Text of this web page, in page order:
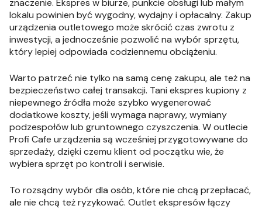
lokalu powinien być wygodny, wydajny i opłacalny. Zakup
urządzenia outletowego może skrócić czas zwrotu z
inwestycji, a jednocześnie pozwolić na wybór sprzętu,
który lepiej odpowiada codziennemu obciążeniu.
Warto patrzeć nie tylko na samą cenę zakupu, ale też na
bezpieczeństwo całej transakcji. Tani ekspres kupiony z
niepewnego źródła może szybko wygenerować
dodatkowe koszty, jeśli wymaga naprawy, wymiany
podzespołów lub gruntownego czyszczenia. W outlecie
Profi Cafe urządzenia są wcześniej przygotowywane do
sprzedaży, dzięki czemu klient od początku wie, że
wybiera sprzęt po kontroli i serwisie.
To rozsądny wybór dla osób, które nie chcą przepłacać,
ale nie chcą też ryzykować. Outlet ekspresów łączy